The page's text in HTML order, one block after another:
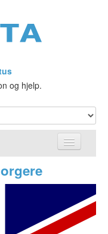
og hjelp.